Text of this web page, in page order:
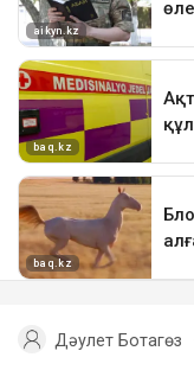
Дәулет Ботагөз